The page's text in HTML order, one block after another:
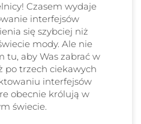
Czasem wydaje
interfejsów
się szybciej niż
mody. Ale nie
tu, aby Was zabrać w
po trzech ciekawych
interfejsów
obecnie królują w
świecie.